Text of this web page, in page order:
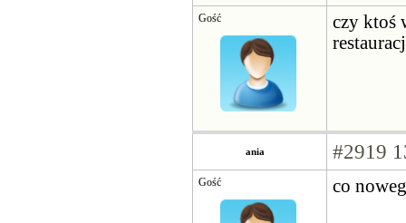
Gość
czy ktoś
ania #2919
Gość co